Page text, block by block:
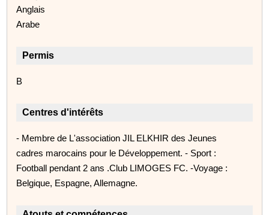
Anglais
Arabe
Permis
B
Centres d'intérêts
- Membre de L'association JIL ELKHIR des Jeunes
cadres marocains pour le Développement. - Sport :
Football pendant 2 ans .Club LIMOGES FC. -Voyage :
Belgique, Espagne, Allemagne.